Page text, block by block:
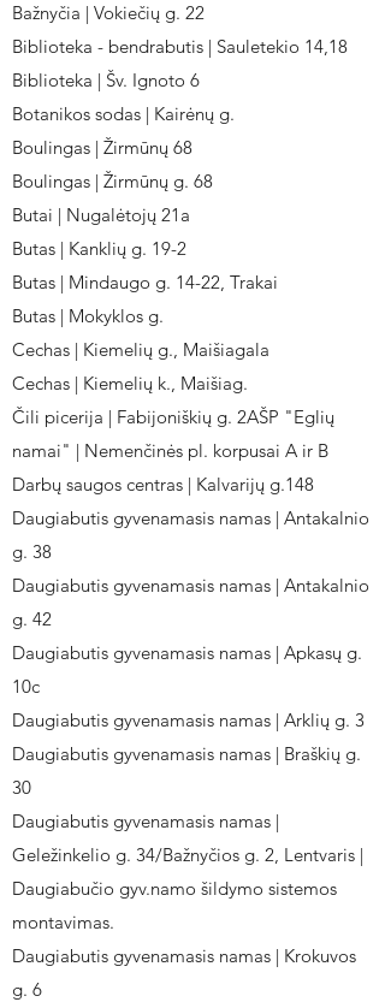
Bažnyčia | Vokiečių g. 22
Biblioteka - bendrabutis | Sauletekio 14,18
Biblioteka | Šv. Ignoto 6
Botanikos sodas | Kairėnų g.
Boulingas | Žirmūnų 68
Boulingas | Žirmūnų g. 68
Butai | Nugalėtojų 21a
Butas | Kanklių g. 19-2
Butas | Mindaugo g. 14-22, Trakai
Butas | Mokyklos g.
Cechas | Kiemelių g., Maišiagala
Cechas | Kiemelių k., Maišiag.
Čili picerija | Fabijoniškių g. 2AŠP "Eglių
namai" | Nemenčinės pl. korpusai A ir B
Darbų saugos centras | Kalvarijų g.148
Daugiabutis gyvenamasis namas | Antakalnio
g. 38
Daugiabutis gyvenamasis namas | Antakalnio
g. 42
Daugiabutis gyvenamasis namas | Apkasų g.
10c
Daugiabutis gyvenamasis namas | Arklių g. 3
Daugiabutis gyvenamasis namas | Braškių g.
30
Daugiabutis gyvenamasis namas |
Geležinkelio g. 34/Bažnyčios g. 2, Lentvaris |
Daugiabučio gyv.namo šildymo sistemos
montavimas.
Daugiabutis gyvenamasis namas | Krokuvos
g. 6